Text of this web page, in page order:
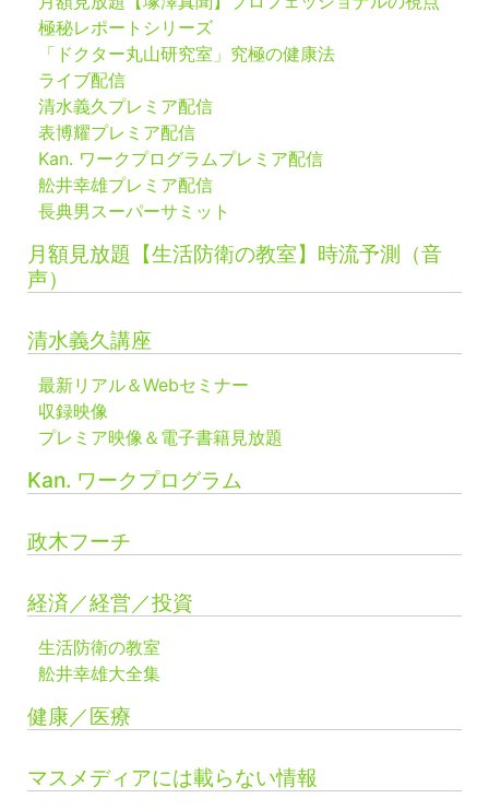
極秘レポートシリーズ
「ドクター丸山研究室」究極の健康法
ライブ配信
清水義久プレミア配信
表博耀プレミア配信
Kan. ワークプログラムプレミア配信
舩井幸雄プレミア配信
長典男スーパーサミット
月額見放題【生活防衛の教室】時流予測（音
声）
清水義久講座
最新リアル＆Webセミナー
収録映像
プレミア映像＆電子書籍見放題
Kan. ワークプログラム
政木フーチ
経済／経営／投資
生活防衛の教室
舩井幸雄大全集
健康／医療
マスメディアには載らない情報